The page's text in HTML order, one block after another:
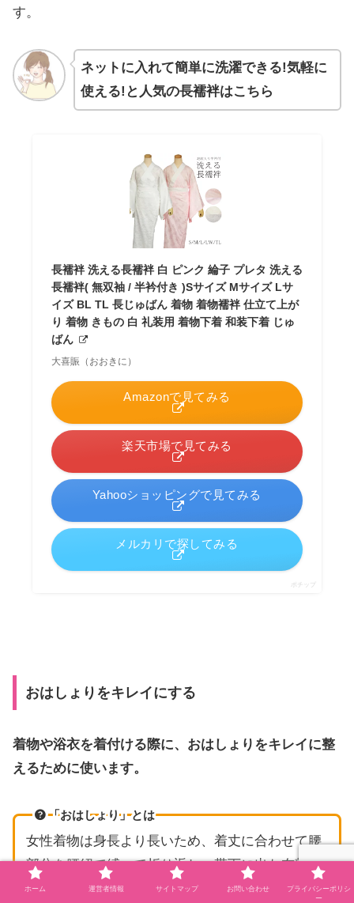
す。
ネットに入れて簡単に洗濯できる!気軽に
使える!と人気の長襦袢はこちら
長襦袢 洗える長襦袢 白 ピンク 綸子 プレタ 洗える
長襦袢( 無双袖 / 半衿付き )Sサイズ Mサイズ Lサ
イズ BL TL 長じゅばん 着物 着物襦袢 仕立て上が
り 着物 きもの 白 礼装用 着物下着 和装下着 じゅ
ばん
大喜賑（おおきに）
Amazonで見てみる
楽天市場で見てみる
Yahooショッピングで見てみる
メルカリで探してみる
ポチップ
おはしょりをキレイにする
着物や浴衣を着付ける際に、おはしょりをキレイに整
えるために使います。
「おはしょり」とは
女性着物は身長より長いため、着丈に合わせて腰
部分を腰紐で縛って折り返し、帯下に出た布部分
のこと
ホーム 運営者情報 サイトマップ お問い合わせ
プライバシーポリシ
ー